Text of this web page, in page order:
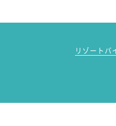
リゾートバ